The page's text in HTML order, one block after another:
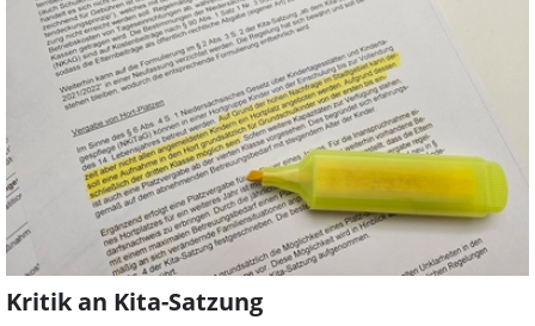
Kritik an Kita-Satzung